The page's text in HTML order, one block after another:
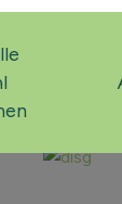
beschreibt.